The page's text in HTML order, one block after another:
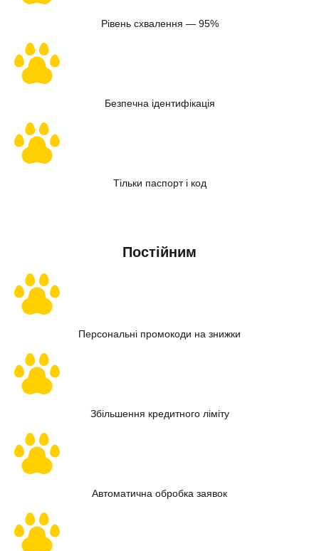
Рівень схвалення — 95%
Безпечна ідентифікація
Тільки паспорт і код
Постійним
Персональні промокоди на знижки
Збільшення кредитного ліміту
Автоматична обробка заявок